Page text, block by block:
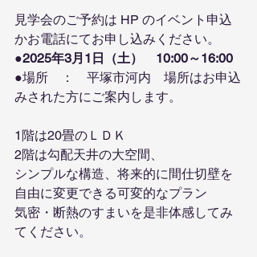
見学会のご予約は HP のイベント申込
かお電話にてお申し込みください。
●2025年3月1日（土）　10:00～16:00
●場所　：　平塚市河内　場所はお申込
みされた方にご案内します。
1階は20畳のＬＤＫ
2階は勾配天井の大空間、
シンプルな構造、将来的に間仕切壁を
自由に変更できる可変的なプラン
気密・断熱のすまいを是非体感してみ
てください。